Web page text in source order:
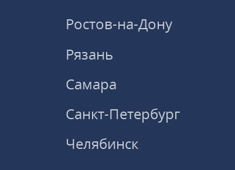
Ростов-на-Дону
Рязань
Самара
Санкт-Петербург
Челябинск